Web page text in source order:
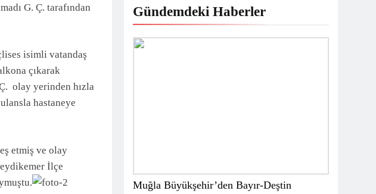
G. Ç. tarafından
isimli vatandaş
çıkarak
olay yerinden hızla
hastaneye
etmiş ve olay
İlçe
Gündemdeki Haberler
Muğla Büyükşehir’den Bayır-Deştin